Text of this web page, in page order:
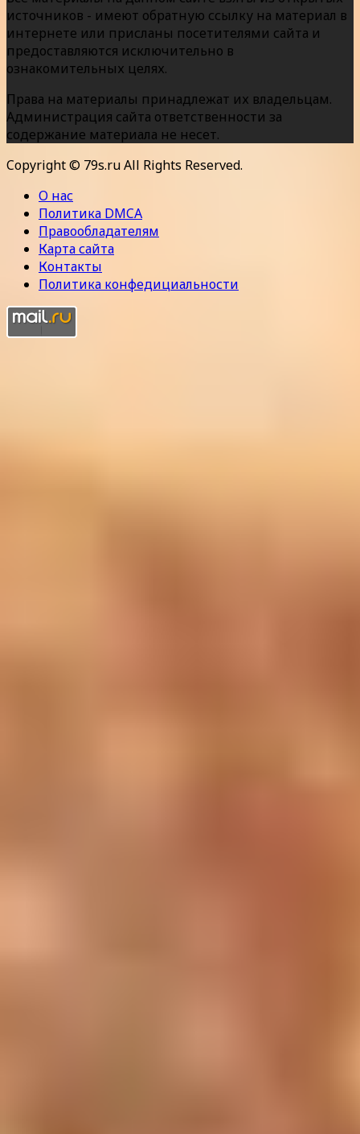
источников - имеют обратную ссылку на материал в
интернете или присланы посетителями сайта и
предоставляются исключительно в
ознакомительных целях.
Права на материалы принадлежат их владельцам.
Администрация сайта ответственности за
содержание материала не несет.
Copyright © 79s.ru All Rights Reserved.
О нас
Политика DMCA
Правообладателям
Карта сайта
Контакты
Политика конфедициальности